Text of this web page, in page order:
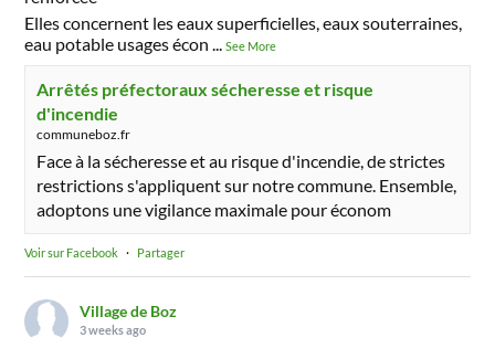
Elles concernent les eaux superficielles, eaux souterraines,
eau potable usages écon ...See More
Arrêtés préfectoraux sécheresse et risque
d'incendie
communeboz.fr
Face à la sécheresse et au risque d'incendie, de strictes
restrictions s'appliquent sur notre commune. Ensemble,
adoptons une vigilance maximale pour économ
Voir sur Facebook · Partager
Village de Boz
3 weeks ago